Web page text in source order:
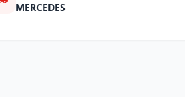
MERCEDES